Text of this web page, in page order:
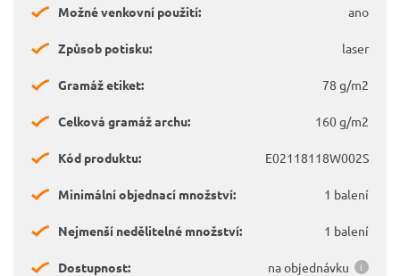
Možné venkovní použití: ano
Způsob potisku: laser
Gramáž etiket: 78 g/m2
Celková gramáž archu: 160 g/m2
Kód produktu: E02118118W002S
Minimální objednací množství: 1 balení
Nejmenší nedělitelné množství: 1 balení
Dostupnost: na objednávku